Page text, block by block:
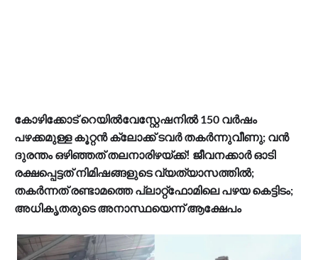
കോഴിക്കോട് റെയില്‍വേസ്റ്റേഷനില്‍ 150 വര്‍ഷം
പഴക്കമുള്ള കൂറ്റന്‍ ക്ലോക്ക് ടവര്‍ തകര്‍ന്നുവീണു; വന്‍
ദുരന്തം ഒഴിഞ്ഞത് തലനാരിഴയ്ക്ക്! ജീവനക്കാര്‍ ഓടി
രക്ഷപ്പെട്ടത് നിമിഷങ്ങളുടെ വ്യത്യാസത്തില്‍;
തകര്‍ന്നത് രണ്ടാമത്തെ പ്ലാറ്റ്ഫോമിലെ പഴയ കെട്ടിടം;
അധികൃതരുടെ അനാസ്ഥയെന്ന് ആക്ഷേപം